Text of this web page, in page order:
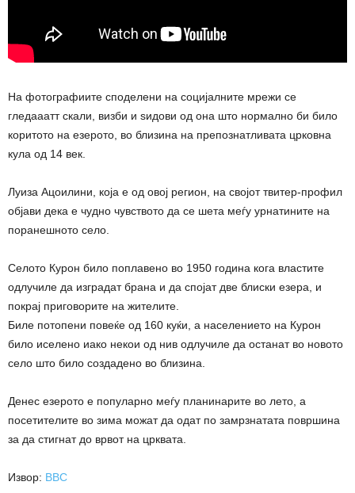
На фотографиите споделени на социјалните мрежи се
гледааатт скали, визби и ѕидови од она што нормално би било
коритото на езерото, во близина на препознатливата црковна
кула од 14 век.
Луиза Ацоилини, која е од овој регион, на својот твитер-профил
објави дека е чудно чувството да се шета меѓу урнатините на
поранешното село.
Селото Курон било поплавено во 1950 година кога властите
одлучиле да изградат брана и да спојат две блиски езера, и
покрај приговорите на жителите.
Биле потопени повеќе од 160 куќи, а населението на Курон
било иселено иако некои од нив одлучиле да останат во новото
село што било создадено во близина.
Денес езерото е популарно меѓу планинарите во лето, а
посетителите во зима можат да одат по замрзнатата површина
за да стигнат до врвот на црквата.
Извор: BBC